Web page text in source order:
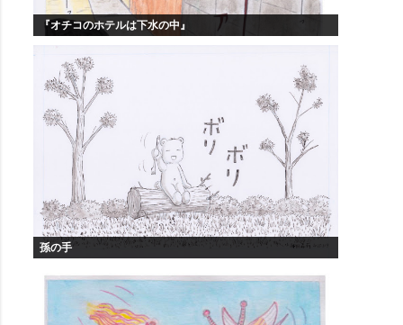
『オチコのホテルは下水の中』
孫の手